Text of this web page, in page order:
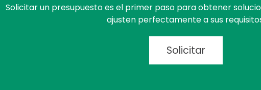
Solicitar un presupuesto es el primer paso para obtener
ajusten perfectamente a sus
Solicitar